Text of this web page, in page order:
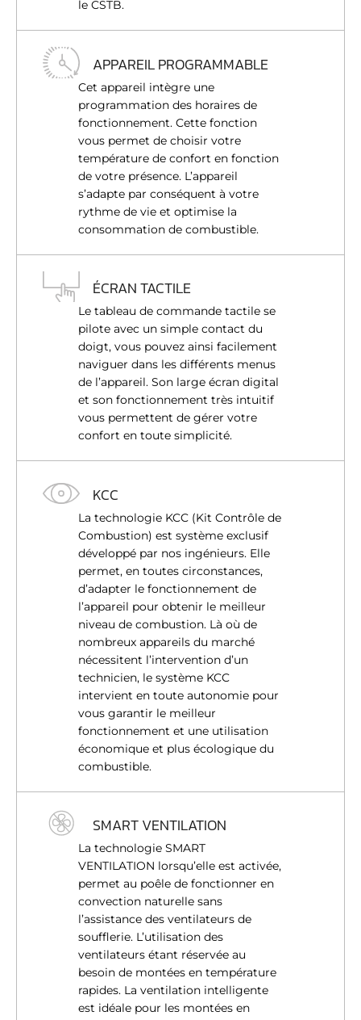
le CSTB.
APPAREIL PROGRAMMABLE
Cet appareil intègre une
programmation des horaires de
fonctionnement. Cette fonction
vous permet de choisir votre
température de confort en fonction
de votre présence. L’appareil
s’adapte par conséquent à votre
rythme de vie et optimise la
consommation de combustible.
ÉCRAN TACTILE
Le tableau de commande tactile se
pilote avec un simple contact du
doigt, vous pouvez ainsi facilement
naviguer dans les différents menus
de l’appareil. Son large écran digital
et son fonctionnement très intuitif
vous permettent de gérer votre
confort en toute simplicité.
KCC
La technologie KCC (Kit Contrôle de
Combustion) est système exclusif
développé par nos ingénieurs. Elle
permet, en toutes circonstances,
d’adapter le fonctionnement de
l’appareil pour obtenir le meilleur
niveau de combustion. Là où de
nombreux appareils du marché
nécessitent l’intervention d’un
technicien, le système KCC
intervient en toute autonomie pour
vous garantir le meilleur
fonctionnement et une utilisation
économique et plus écologique du
combustible.
SMART VENTILATION
La technologie SMART
VENTILATION lorsqu’elle est activée,
permet au poêle de fonctionner en
convection naturelle sans
l’assistance des ventilateurs de
soufflerie. L’utilisation des
ventilateurs étant réservée au
besoin de montées en température
rapides. La ventilation intelligente
est idéale pour les montées en